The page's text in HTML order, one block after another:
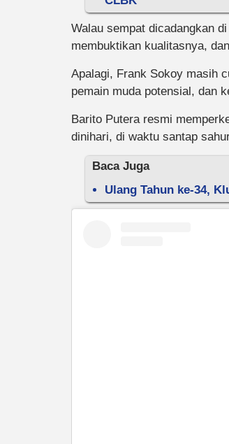
Walau sempat dicadangkan
membuktikan kualitasnya,
Apalagi, Frank Sokoy masih
pemain muda potensial, dan
Barito Putera resmi
dinihari, di waktu santap
Baca Juga
Ulang Tahun ke-34,